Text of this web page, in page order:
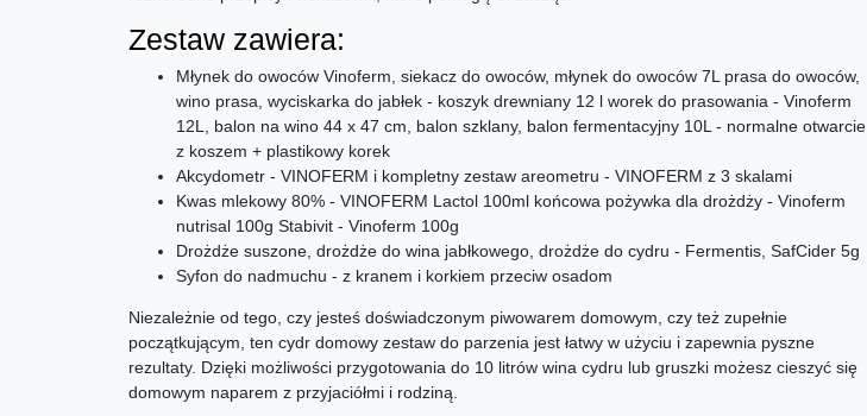
Zestaw zawiera:
Młynek do owoców Vinoferm, siekacz do owoców, młynek do owoców 7L prasa do owoców,
wino prasa, wyciskarka do jabłek - koszyk drewniany 12 l worek do prasowania - Vinoferm
12L, balon na wino 44 x 47 cm, balon szklany, balon fermentacyjny 10L - normalne otwarcie
z koszem + plastikowy korek
Akcydometr - VINOFERM i kompletny zestaw areometru - VINOFERM z 3 skalami
Kwas mlekowy 80% - VINOFERM Lactol 100ml końcowa pożywka dla drożdży - Vinoferm
nutrisal 100g Stabivit - Vinoferm 100g
Drożdże suszone, drożdże do wina jabłkowego, drożdże do cydru - Fermentis, SafCider 5g
Syfon do nadmuchu - z kranem i korkiem przeciw osadom
Niezależnie od tego, czy jesteś doświadczonym piwowarem domowym, czy też zupełnie
początkującym, ten cydr domowy zestaw do parzenia jest łatwy w użyciu i zapewnia pyszne
rezultaty. Dzięki możliwości przygotowania do 10 litrów wina cydru lub gruszki możesz cieszyć się
domowym naparem z przyjaciółmi i rodziną.